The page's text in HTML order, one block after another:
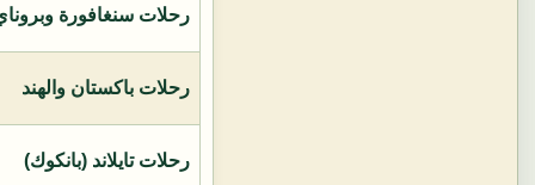
رحلات سنغافورة
رحلات باكستان والهند
رحلات تايلاند (بانكوك)